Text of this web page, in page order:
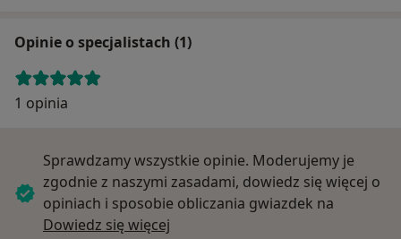
Opinie o specjalistach (1)
1 opinia
Sprawdzamy wszystkie opinie. Moderujemy je
zgodnie z naszymi zasadami, dowiedz się więcej o
opiniach i sposobie obliczania gwiazdek na
Dowiedz się więcej